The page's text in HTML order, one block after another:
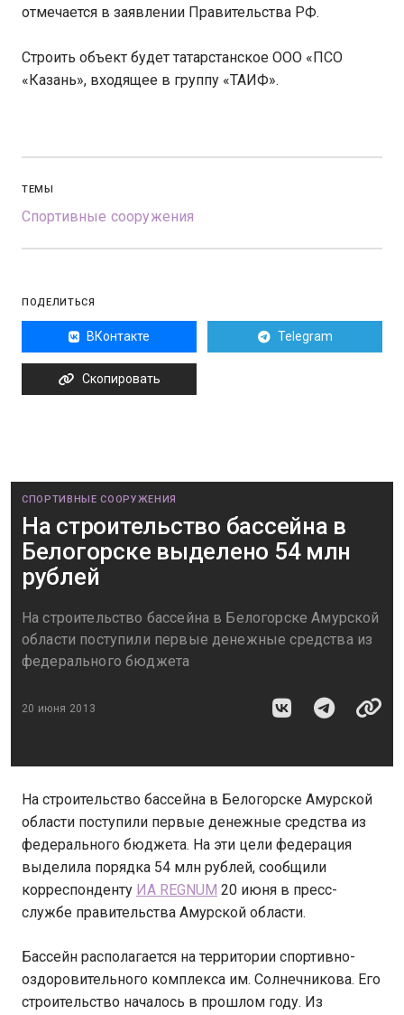
отмечается в заявлении Правительства РФ.
Строить объект будет татарстанское ООО «ПСО
«Казань», входящее в группу «ТАИФ».
ТЕМЫ
Спортивные сооружения
ПОДЕЛИТЬСЯ
ВКонтакте Telegram
Скопировать
СПОРТИВНЫЕ СООРУЖЕНИЯ
На строительство бассейна в
Белогорске выделено 54 млн
рублей
На строительство бассейна в Белогорске Амурской
области поступили первые денежные средства из
федерального бюджета
20 июня 2013
На строительство бассейна в Белогорске Амурской
области поступили первые денежные средства из
федерального бюджета. На эти цели федерация
выделила порядка 54 млн рублей, сообщили
корреспонденту ИА REGNUM 20 июня в пресс-
службе правительства Амурской области.
Бассейн располагается на территории спортивно-
оздоровительного комплекса им. Солнечникова. Его
строительство началось в прошлом году. Из